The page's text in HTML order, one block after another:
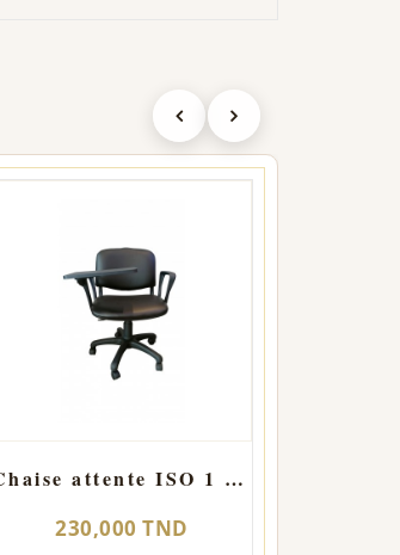
Chaise attente ISO 1 place roulant avec tablette
230,000 TND